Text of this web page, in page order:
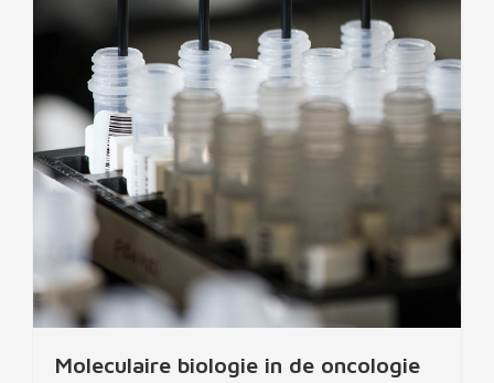
Moleculaire biologie in de oncologie